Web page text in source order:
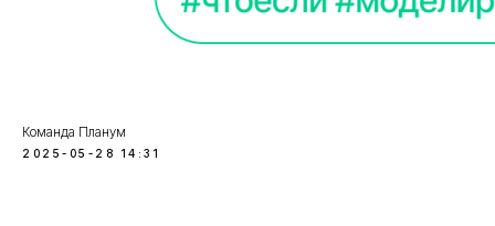
Команда Планум
2025-05-28 14:31